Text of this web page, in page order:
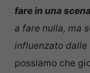
fare in una scena
a fare nulla, ma
influenzato dalle
possiamo che